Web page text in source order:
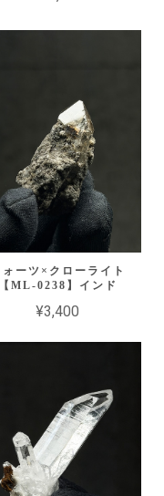
ォーツ×クローライト
【ML-0238】インド
¥3,400